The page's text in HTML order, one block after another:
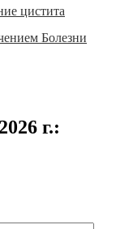
цистита
Болезни
г.: